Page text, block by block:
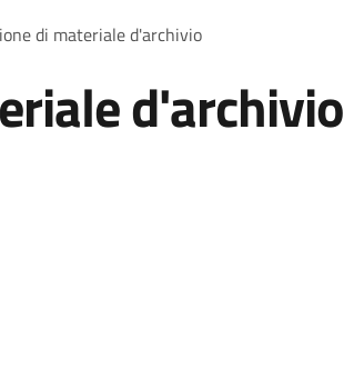
di materiale d'archivio
d'archivio